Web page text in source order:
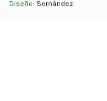
Diseño: Sernández